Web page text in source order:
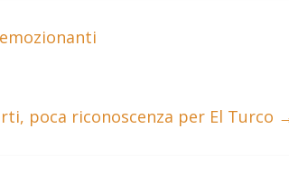
poca riconoscenza per El Turco